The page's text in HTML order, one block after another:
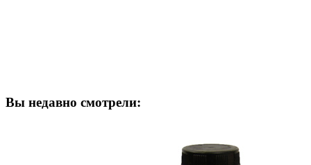
Вы недавно смотрели: